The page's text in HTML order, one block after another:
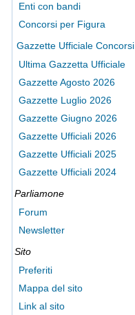
Enti con bandi
Concorsi per Figura
Gazzette Ufficiale Concorsi
Ultima Gazzetta Ufficiale
Gazzette Agosto 2026
Gazzette Luglio 2026
Gazzette Giugno 2026
Gazzette Ufficiali 2026
Gazzette Ufficiali 2025
Gazzette Ufficiali 2024
Parliamone
Forum
Newsletter
Sito
Preferiti
Mappa del sito
Link al sito